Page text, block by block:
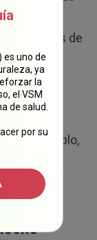
muchos de
la leche
algún
(por ejemplo,
las
es uno de
ya
la
el VSM
de salud.
por su